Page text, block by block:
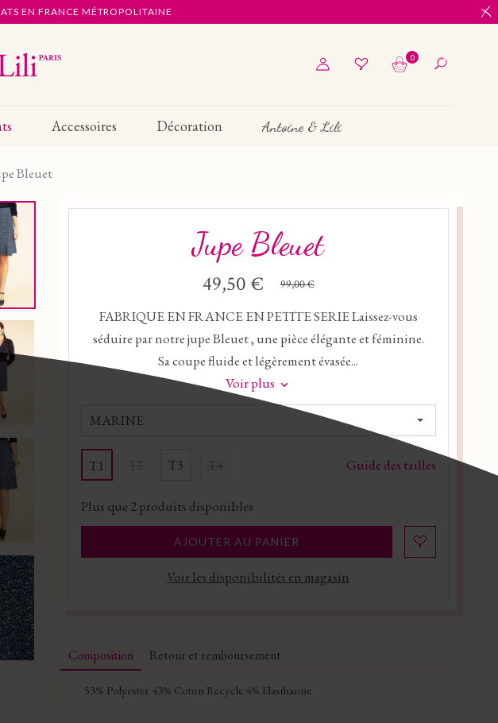
EN FRANCE MÉTROPOLITAINE
0
Accessoires Décoration Antoine & Lili
Bleuet
Jupe Bleuet
49,50 € 99,00 €
FABRIQUE EN FRANCE EN PETITE SERIE Laissez-vous
séduire par notre jupe Bleuet , une pièce élégante et féminine.
Sa coupe fluide et légèrement évasée...
Voir plus
MARINE
T1 T3 Guide des tailles
Plus que 2produits disponibles
AJOUTER AU PANIER
Voir les disponibilités en magasin
Composition Retour et remboursement
53% Polyester 43% Coton Recycle 4% Elasthanne